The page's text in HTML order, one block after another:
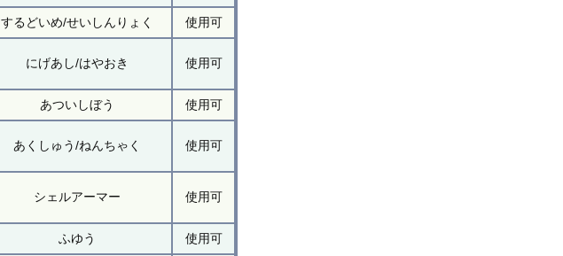
するどいめ/せいしんりょく 使用可
にげあし/はやおき 使用可
あついしぼう 使用可
あくしゅう/ねんちゃく 使用可
シェルアーマー 使用可
ふゆう 使用可